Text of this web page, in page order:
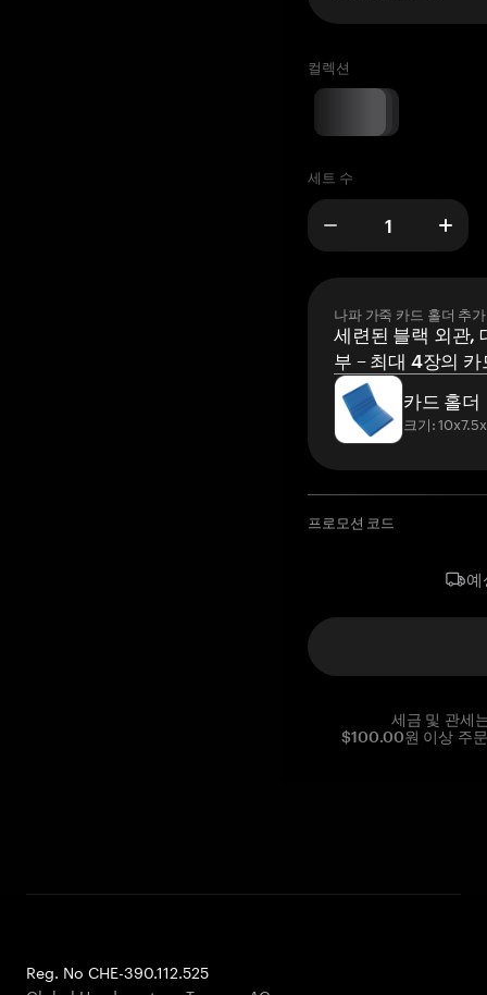
컬렉션
세트 수
나파 가죽 카드 홀더 추가
세련된 블랙 외관,
부 – 최대 4장의
카드 홀더
크기:
프로모션 코드
예
세금 및 관세
$100.00원 이상 주
Reg. No CHE-390.112.525